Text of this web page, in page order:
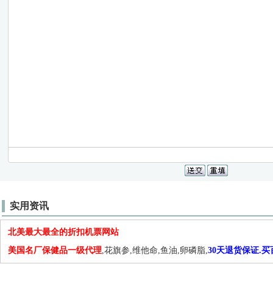
实用资讯
北美最大最全的折扣机票网站
美国名厂保健品一级代理,花旗参,维他命,鱼油,卵磷脂,30天退货保证.买